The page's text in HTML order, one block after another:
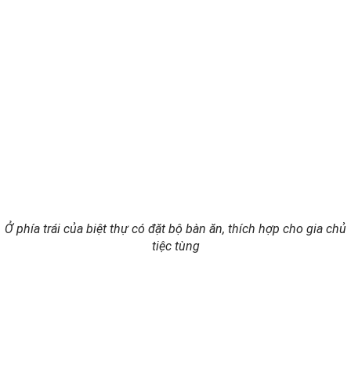
Ở phía trái của biệt thự có đặt bộ bàn ăn, thích hợp cho gia chủ
tiệc tùng